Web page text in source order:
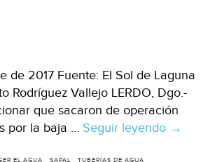
de 2017 Fuente: El Sol de Laguna
Rodríguez Vallejo LERDO, Dgo.-
que sacaron de operación
por la baja … Seguir leyendo →